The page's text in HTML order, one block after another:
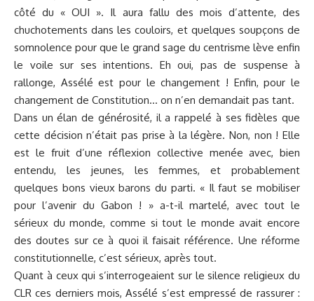
côté du « OUI ». Il aura fallu des mois d’attente, des
chuchotements dans les couloirs, et quelques soupçons de
somnolence pour que le grand sage du centrisme lève enfin
le voile sur ses intentions. Eh oui, pas de suspense à
rallonge, Assélé est pour le changement ! Enfin, pour le
changement de Constitution… on n’en demandait pas tant.
Dans un élan de générosité, il a rappelé à ses fidèles que
cette décision n’était pas prise à la légère. Non, non ! Elle
est le fruit d’une réflexion collective menée avec, bien
entendu, les jeunes, les femmes, et probablement
quelques bons vieux barons du parti. « Il faut se mobiliser
pour l’avenir du Gabon ! » a-t-il martelé, avec tout le
sérieux du monde, comme si tout le monde avait encore
des doutes sur ce à quoi il faisait référence. Une réforme
constitutionnelle, c’est sérieux, après tout.
Quant à ceux qui s’interrogeaient sur le silence religieux du
CLR ces derniers mois, Assélé s’est empressé de rassurer :